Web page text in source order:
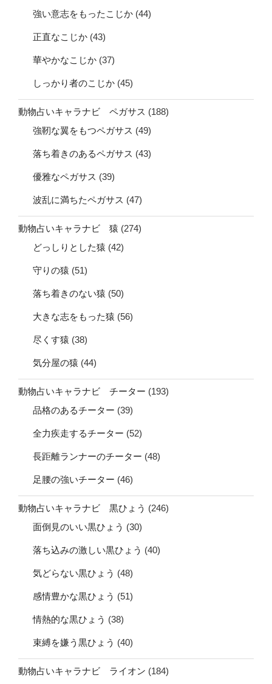
強い意志をもったこじか (44)
正直なこじか (43)
華やかなこじか (37)
しっかり者のこじか (45)
動物占いキャラナビ ペガサス (188)
強靭な翼をもつペガサス (49)
落ち着きのあるペガサス (43)
優雅なペガサス (39)
波乱に満ちたペガサス (47)
動物占いキャラナビ 猿 (274)
どっしりとした猿 (42)
守りの猿 (51)
落ち着きのない猿 (50)
大きな志をもった猿 (56)
尽くす猿 (38)
気分屋の猿 (44)
動物占いキャラナビ チーター (193)
品格のあるチーター (39)
全力疾走するチーター (52)
長距離ランナーのチーター (48)
足腰の強いチーター (46)
動物占いキャラナビ 黒ひょう (246)
面倒見のいい黒ひょう (30)
落ち込みの激しい黒ひょう (40)
気どらない黒ひょう (48)
感情豊かな黒ひょう (51)
情熱的な黒ひょう (38)
束縛を嫌う黒ひょう (40)
動物占いキャラナビ ライオン (184)